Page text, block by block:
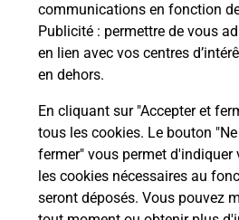
communications en fonction
Publicité : permettre de vous
en lien avec vos centres
en dehors.
En cliquant sur "Accepter et
tous les cookies. Le bouton
fermer" vous permet d'indiquer
les cookies nécessaires au
seront déposés. Vous pouvez
Quel est le prix d’une
Où faire des
proximité ?
Comment numériser un